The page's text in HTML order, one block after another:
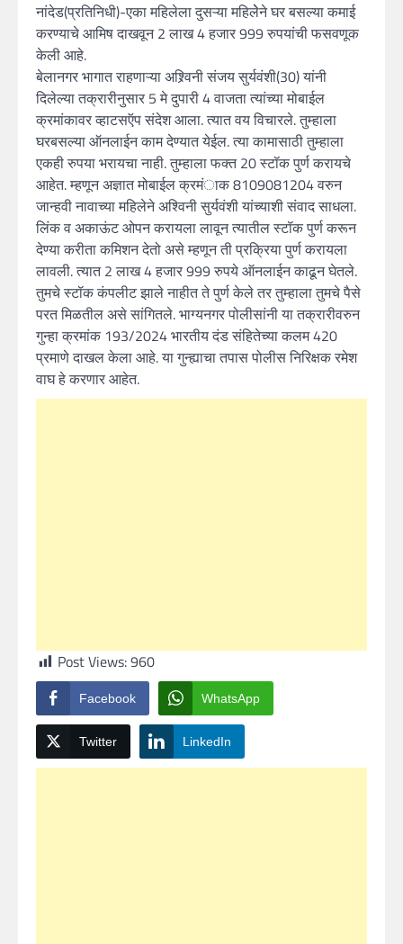
नांदेड(प्रतिनिधी)-एका महिलेला दुसऱ्या महिलेेने घर बसल्या कमाई
करण्याचे आमिष दाखवून 2 लाख 4 हजार 999 रुपयांची फसवणूक
केली आहे.
बेलानगर भागात राहणाऱ्या अश्र्विनी संजय सुर्यवंशी(30) यांनी
दिलेल्या तक्रारीनुसार 5 मे दुपारी 4 वाजता त्यांच्या मोबाईल
क्रमांकावर व्हाटसऍप संदेश आला. त्यात वय विचारले. तुम्हाला
घरबसल्या ऑनलाईन काम देण्यात येईल. त्या कामासाठी तुम्हाला
एकही रुपया भरायचा नाही. तुम्हाला फक्त 20 स्टॉक पुर्ण करायचे
आहेत. म्हणून अज्ञात मोबाईल क्रमंाक 8109081204 वरुन
जान्हवी नावाच्या महिलेने अश्विनी सुर्यवंशी यांच्याशी संवाद साधला.
लिंक व अकाऊंट ओपन करायला लावून त्यातील स्टॉक पुर्ण करून
देण्या करीता कमिशन देतो असे म्हणून ती प्रक्रिया पुर्ण करायला
लावली. त्यात 2 लाख 4 हजार 999 रुपये ऑनलाईन काढून घेतले.
तुमचे स्टॉक कंपलीट झाले नाहीत ते पुर्ण केले तर तुम्हाला तुमचे पैसे
परत मिळतील असे सांगितले. भाग्यनगर पोलीसांनी या तक्रारीवरुन
गुन्हा क्रमांक 193/2024 भारतीय दंड संहितेच्या कलम 420
प्रमाणे दाखल केला आहे. या गुन्ह्याचा तपास पोलीस निरिक्षक रमेश
वाघ हे करणार आहेत.
Post Views:960
Facebook WhatsApp
Twitter LinkedIn